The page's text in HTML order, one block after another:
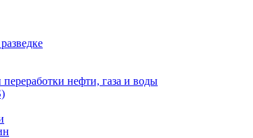
нефти, газа и воды